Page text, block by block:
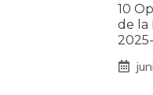
10
de la